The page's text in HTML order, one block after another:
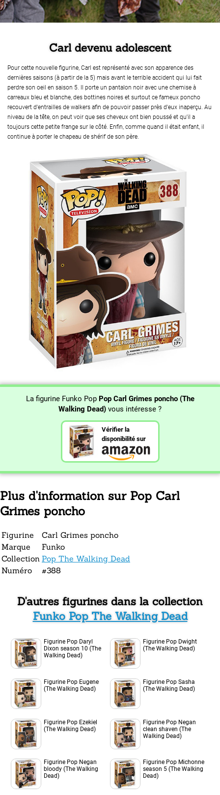
Carl devenu adolescent
Pour cette nouvelle figurine, Carl est représenté avec son apparence des
dernières saisons (à partir de la 5) mais avant le terrible accident qui lui fait
perdre son oeil en saison 5. Il porte un pantalon noir avec une chemise à
carreaux bleu et blanche, des bottines noires et surtout ce fameux poncho
recouvert d'entrailles de walkers afin de pouvoir passer près d'eux inaperçu. Au
niveau de la tête, on peut voir que ses cheveux ont bien poussé et qu'il a
toujours cette petite frange sur le côté. Enfin, comme quand il était enfant, il
continue à porter le chapeau de shérif de son père.
La figurine Funko Pop Pop Carl Grimes poncho (The
Walking Dead) vous intéresse ?
Vérifier la
disponibilité sur
Plus d'information sur Pop Carl
Grimes poncho
Figurine
Carl Grimes poncho
Marque
Funko
Collection Pop The Walking Dead
Numéro
#388
D'autres figurines dans la collection
Funko Pop The Walking Dead
Figurine Pop Daryl
Dixon season 10 (The
Walking Dead)
Figurine Pop Dwight
(The Walking Dead)
Figurine Pop Eugene
(The Walking Dead)
Figurine Pop Sasha
(The Walking Dead)
Figurine Pop Ezekiel
(The Walking Dead)
Figurine Pop Negan
clean shaven (The
Walking Dead)
Figurine Pop Negan
bloody (The Walking
Dead)
Figurine Pop Michonne
season 5 (The Walking
Dead)